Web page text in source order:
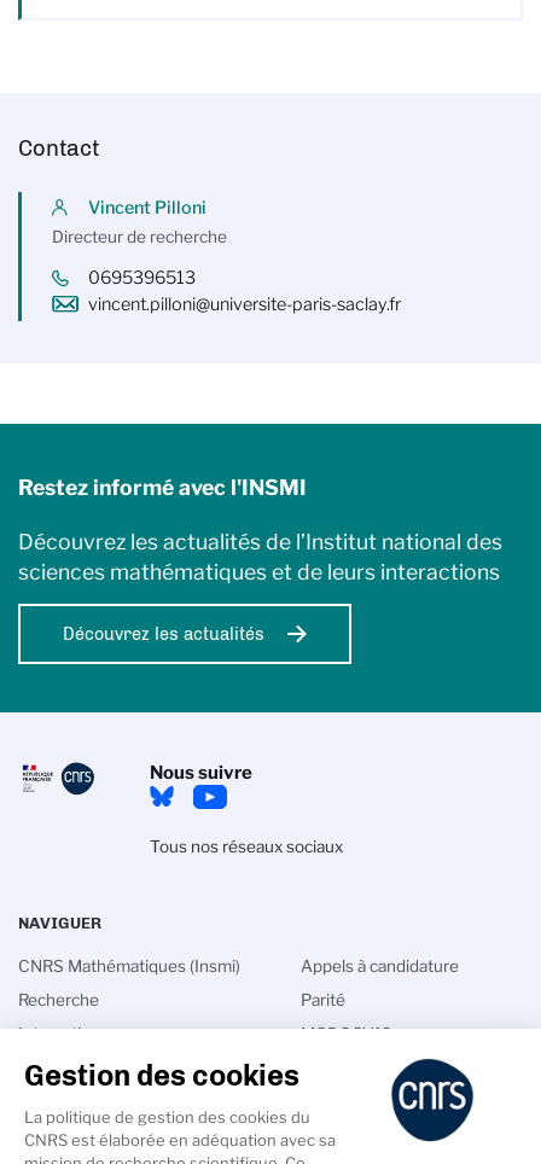
Contact
Vincent Pilloni
Directeur de recherche
0695396513
vincent.pilloni@universite-paris-saclay.fr
Restez informé avec l'INSMI
Découvrez les actualités de l’Institut national des
sciences mathématiques et de leurs interactions
Découvrez les actualités
Nous suivre
Tous nos réseaux sociaux
NAVIGUER
CNRS Mathématiques (Insmi)
Recherche
Interactions
International
Actualités
Appels à candidature
Parité
MODCOV19
Math in France
Intranet
Gestion des cookies
La politique de gestion des cookies du
CNRS est élaborée en adéquation avec sa